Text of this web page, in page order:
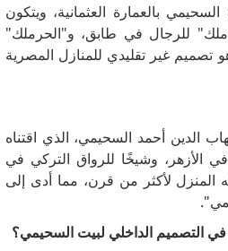
بالعمارة العثمانية، ويتكون
للرجال في طابق، و"الحرملك"
تصميم غير تقليدي للمنازل المصرية
الدين أحمد السحيمي، الذي اقتناه
في الأزهر، وشيخًا للرواق التركي في
المنزل لأكثر من قرن، مما أدى إلى
التصميم الداخلي لبيت السحيمي؟